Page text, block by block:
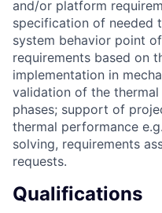
and/or platform
specification of needed
system behavior point
requirements based on
implementation in
validation of the
phases; support of
thermal performance
solving, requirements
requests.
Qualifications